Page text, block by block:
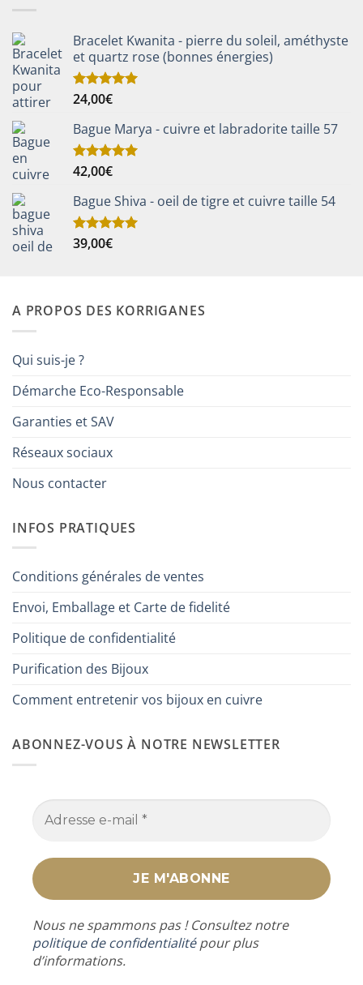
Bracelet Kwanita - pierre du soleil, améthyste
et quartz rose (bonnes énergies)
Note5.00
24,00€
Bague Marya - cuivre et labradorite taille 57
Note5.00
42,00€
Bague Shiva - oeil de tigre et cuivre taille 54
Note5.00
39,00€
A PROPOS DES KORRIGANES
Qui suis-je ?
Démarche Eco-Responsable
Garanties et SAV
Réseaux sociaux
Nous contacter
INFOS PRATIQUES
Conditions générales de ventes
Envoi, Emballage et Carte de fidelité
Politique de confidentialité
Purification des Bijoux
Comment entretenir vos bijoux en cuivre
ABONNEZ-VOUS À NOTRE NEWSLETTER
Nous ne spammons pas ! Consultez notre
politique de confidentialitépour plus
d’informations.